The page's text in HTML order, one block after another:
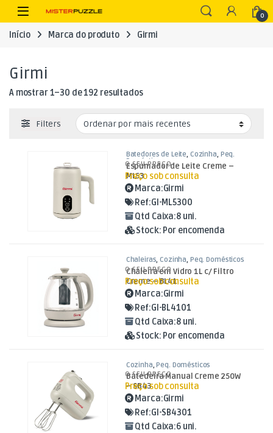
Skip to navigation
Skip to content
Open 0
Início Marca do produto Girmi
Girmi
A mostrar 1–30 de 192 resultadosOrdenado por mais recentes
Filters
Batedores de Leite, Cozinha, Peq.
Domésticos
Espumador de Leite Creme –
ML53
O SEU PREÇO
Preço sob consulta
Marca:Girmi
Ref:GI-ML5300
Qtd Caixa:8 uni.
Stock: Por encomenda
Chaleiras,Cozinha, Peq. Domésticos
Chaleira em Vidro 1L c/ Filtro
Creme – BL41
O SEU PREÇO
Preço sob consulta
Marca:Girmi
Ref:GI-BL4101
Qtd Caixa:8 uni.
Stock: Por encomenda
Cozinha,Peq. Domésticos
Batedeira Manual Creme 250W
– SB43
O SEU PREÇO
Preço sob consulta
Marca:Girmi
Ref:GI-SB4301
Qtd Caixa:6 uni.